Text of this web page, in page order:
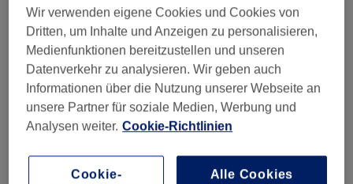
Ambiente
Sauberkeit
Service
Bewertungen filtern
Wir verwenden eigene Cookies und Cookies von
Dritten, um Inhalte und Anzeigen zu personalisieren,
Medienfunktionen bereitzustellen und unseren
Datenverkehr zu analysieren. Wir geben auch
Informationen über die Nutzung unserer Webseite an
unsere Partner für soziale Medien, Werbung und
Analysen weiter. Cookie-Richtlinien
Cookie-
Alle Cookies